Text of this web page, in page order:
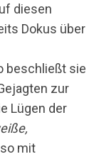
diesen
Dokus über
beschließt sie
zur
Lügen der
mit